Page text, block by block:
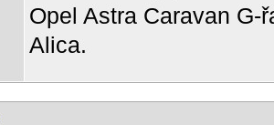
Opel Astra Caravan G-
Alica.